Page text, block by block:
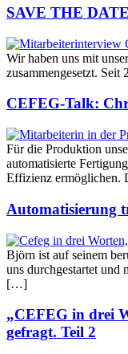
SAVE THE
Wir haben uns mit
zusammengesetzt.
CEFEG-Talk:
Für die Produktion
automatisierte
Effizienz
Automatisierung
Björn ist auf seinem
uns durchgestartet und
[…]
„CEFEG in drei
gefragt. Teil 2